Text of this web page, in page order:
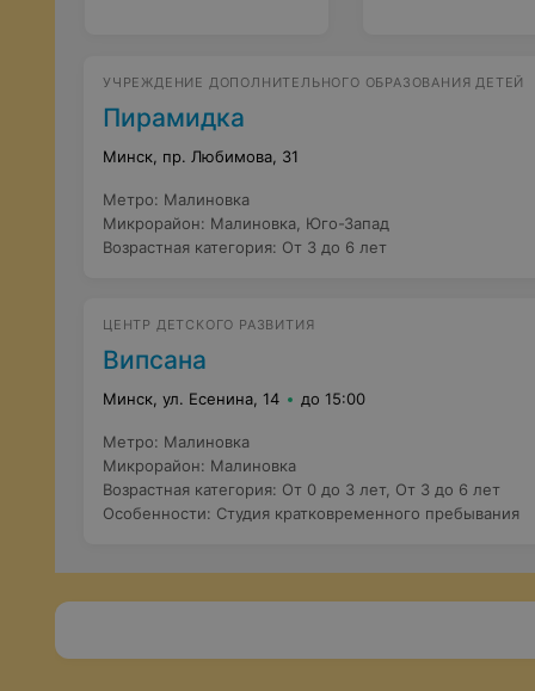
УЧРЕЖДЕНИЕ ДОПОЛНИТЕЛЬНОГО ОБРАЗОВАНИЯ ДЕТЕЙ
Пирамидка
Минск, пр. Любимова, 31
Метро: Малиновка
Микрорайон: Малиновка Юго-Запад
Возрастная категория: От 3 до 6 лет
ЦЕНТР ДЕТСКОГО РАЗВИТИЯ
Випсана
Минск, ул. Есенина, 14 до 15:00
Метро: Малиновка
Микрорайон: Малиновка
Возрастная категория: От 0 до 3 лет, От 3 до 6 лет
Особенности: Студия кратковременного пребывания